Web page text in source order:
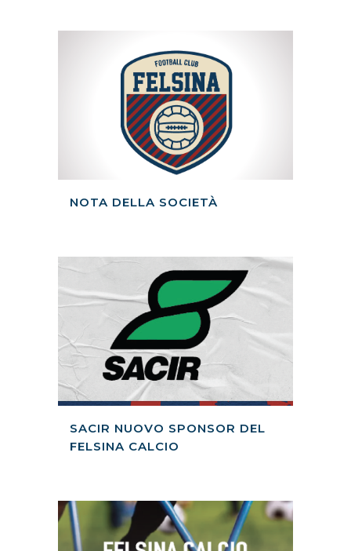
NOTA DELLA SOCIETÀ
SACIR NUOVO SPONSOR DEL
FELSINA CALCIO